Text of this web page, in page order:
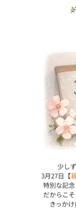
少し
3月27日【
特別な記
だからこ
きっか